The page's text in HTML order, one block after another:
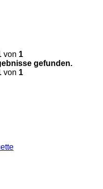
von 1
gefunden.
von 1